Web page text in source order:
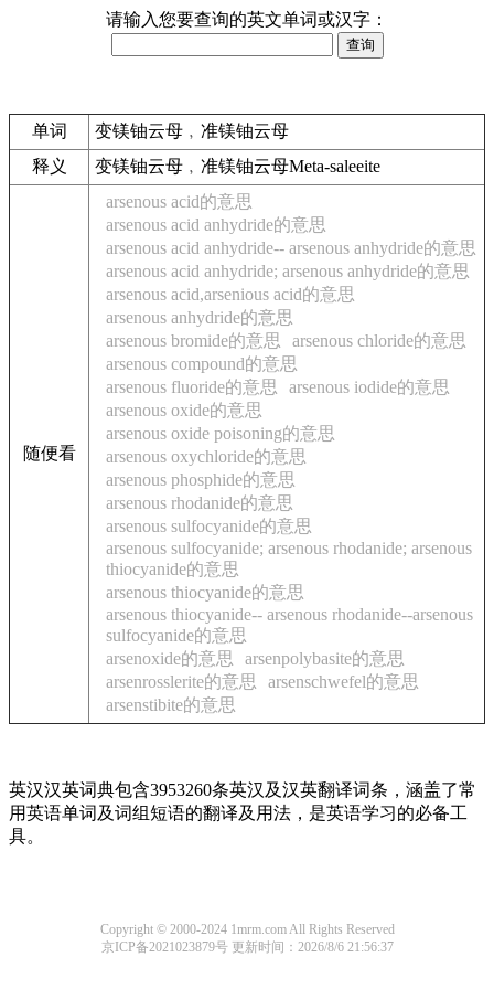
请输入您要查询的英文单词或汉字：
单词
变镁铀云母﹐准镁铀云母
释义
变镁铀云母﹐准镁铀云母Meta-saleeite
随便看
arsenous acid的意思
arsenous acid anhydride的意思
arsenous acid anhydride-- arsenous anhydride的意思
arsenous acid anhydride; arsenous anhydride的意思
arsenous acid,arsenious acid的意思
arsenous anhydride的意思
arsenous bromide的意思
arsenous chloride的意思
arsenous compound的意思
arsenous fluoride的意思
arsenous iodide的意思
arsenous oxide的意思
arsenous oxide poisoning的意思
arsenous oxychloride的意思
arsenous phosphide的意思
arsenous rhodanide的意思
arsenous sulfocyanide的意思
arsenous sulfocyanide; arsenous rhodanide; arsenous
thiocyanide的意思
arsenous thiocyanide的意思
arsenous thiocyanide-- arsenous rhodanide--arsenous
sulfocyanide的意思
arsenoxide的意思
arsenpolybasite的意思
arsenrosslerite的意思
arsenschwefel的意思
arsenstibite的意思
英汉汉英词典包含3953260条英汉及汉英翻译词条，涵盖了常
用英语单词及词组短语的翻译及用法，是英语学习的必备工
具。
Copyright © 2000-2024 1mrm.com All Rights Reserved
京ICP备2021023879号 更新时间：2026/8/6 21:56:37